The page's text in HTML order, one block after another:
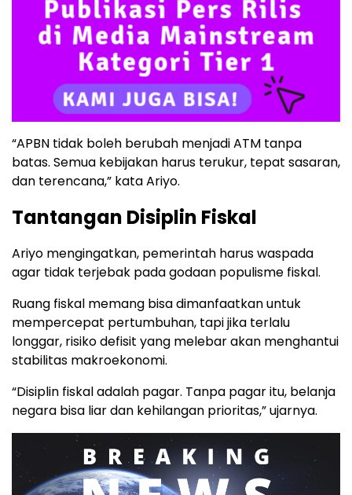
“APBN tidak boleh berubah menjadi ATM tanpa
batas. Semua kebijakan harus terukur, tepat sasaran,
dan terencana,” kata Ariyo.
Tantangan Disiplin Fiskal
Ariyo mengingatkan, pemerintah harus waspada
agar tidak terjebak pada godaan populisme fiskal.
Ruang fiskal memang bisa dimanfaatkan untuk
mempercepat pertumbuhan, tapi jika terlalu
longgar, risiko defisit yang melebar akan menghantui
stabilitas makroekonomi.
“Disiplin fiskal adalah pagar. Tanpa pagar itu, belanja
negara bisa liar dan kehilangan prioritas,” ujarnya.